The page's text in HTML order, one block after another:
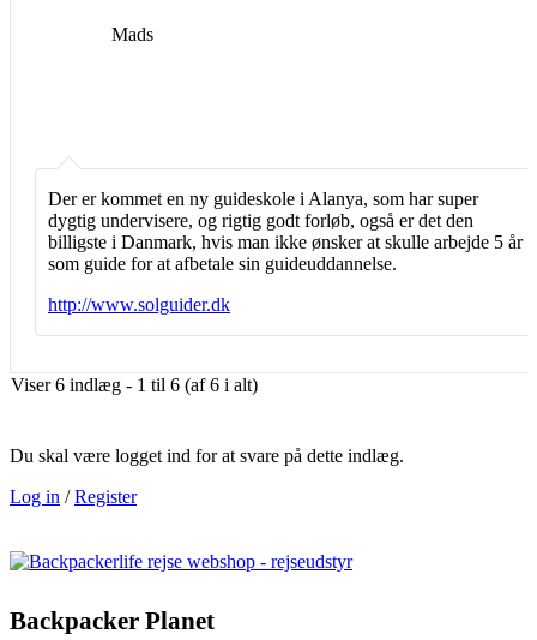
Mads
Der er kommet en ny guideskole i Alanya, som har super
dygtig undervisere, og rigtig godt forløb, også er det den
billigste i Danmark, hvis man ikke ønsker at skulle arbejde 5 år
som guide for at afbetale sin guideuddannelse.
http://www.solguider.dk
Viser 6 indlæg - 1 til 6 (af 6 i alt)
Du skal være logget ind for at svare på dette indlæg.
Log in /Register
Backpacker Planet